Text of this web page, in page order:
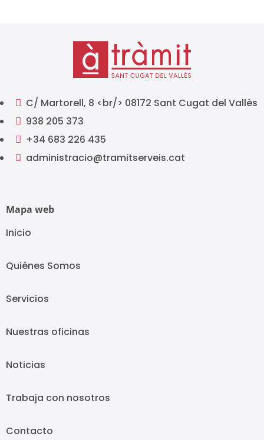
 C/ Martorell, 8 <br/> 08172 Sant Cugat del Vallès
 938 205 373
 +34 683 226 435
 administracio@tramitserveis.cat
Mapa web
Inicio
Quiénes Somos
Servicios
Nuestras oficinas
Noticias
Trabaja con nosotros
Contacto